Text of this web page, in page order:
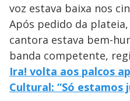
voz estava baixa nos
Após pedido da
cantora estava bem-
banda competente,
Ira! volta aos palcos
Cultural: “Só estamos